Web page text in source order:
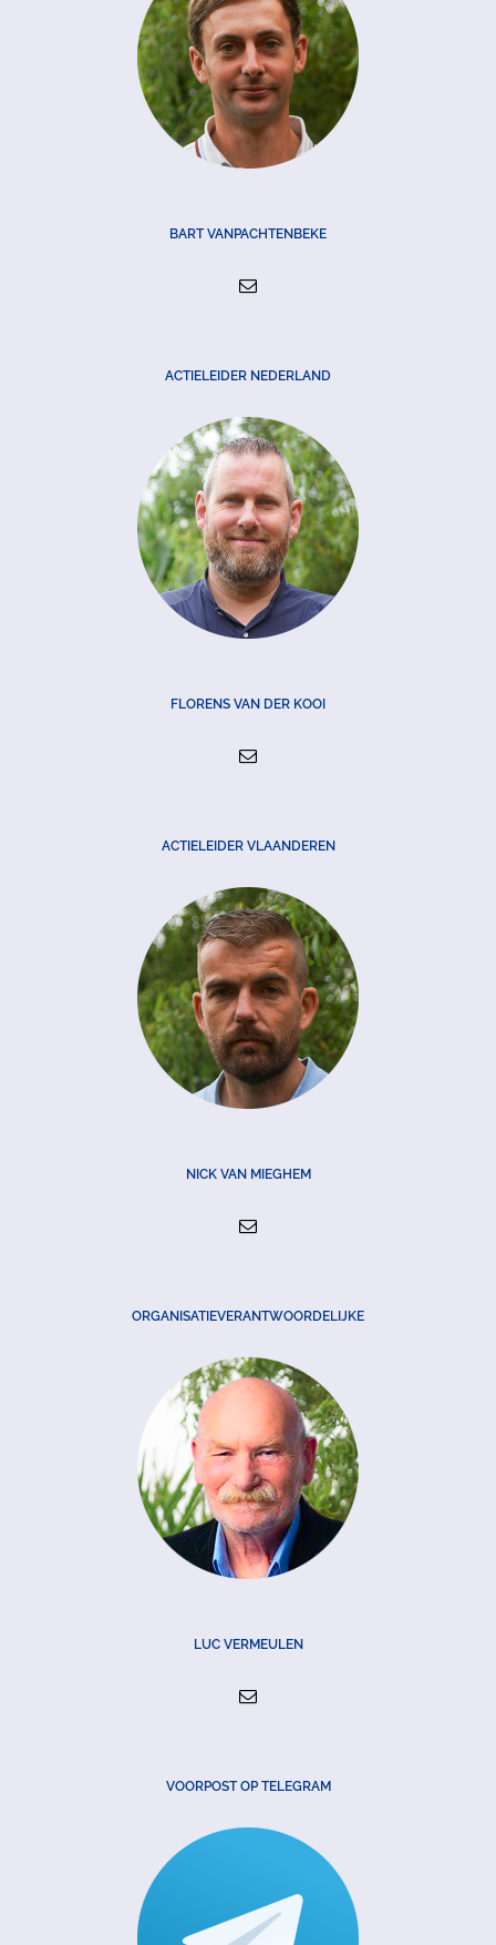
BART VANPACHTENBEKE
ACTIELEIDER NEDERLAND
FLORENS VAN DER KOOI
ACTIELEIDER VLAANDEREN
NICK VAN MIEGHEM
ORGANISATIEVERANTWOORDELIJKE
LUC VERMEULEN
VOORPOST OP TELEGRAM